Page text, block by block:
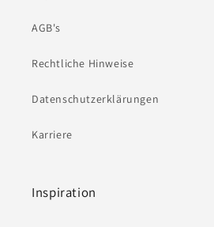
AGB's
Rechtliche Hinweise
Datenschutzerklärungen
Karriere
Inspiration